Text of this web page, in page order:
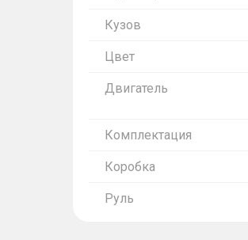
Кузов
Цвет
Двигатель
Комплектация
Коробка
Руль